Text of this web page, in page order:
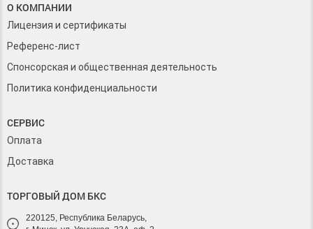
О КОМПАНИИ
Лицензия и сертификаты
Референс-лист
Спонсорская и общественная деятельность
Политика конфиденциальности
СЕРВИС
Оплата
Доставка
ТОРГОВЫЙ ДОМ БКС
220125, Республика Беларусь,